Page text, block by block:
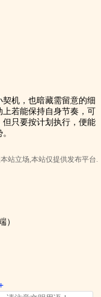
机，也暗藏需留意的细
若能保持自身节奏，可
只要按计划执行，便能
站立场,本站仅提供发布平台.
）